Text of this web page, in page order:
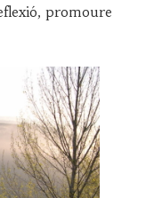
promoure